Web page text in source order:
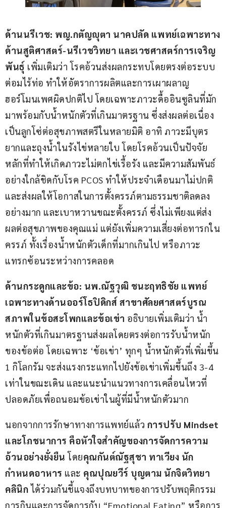
ด้านนรีเวช: พญ.กตัญญุตา นาคปลัด แพทย์เฉพาะทาง
ด้านสูติศาสตร์-นรีเวชวิทยา และเวชศาสตร์การเจริญ
พันธุ์ เพิ่มเติมว่า โรคอ้วนส่งผลกระทบโดยตรงต่อระบบ
ต่อมไร้ท่อ ทำให้อัตราการผลิตและการเผาผลาญ
ฮอร์โมนเพศผิดปกติไป โดยเฉพาะภาวะดื้ออินซูลินที่มัก
มาพร้อมกับน้ำหนักตัวที่เกินมาตรฐาน ซึ่งส่งผลต่อเนื่อง
เป็นลูกโซ่ต่อสุขภาพสตรีในหลายมิติ อาทิ ภาวะมีบุตร
ยากและถุงน้ำในรังไข่หลายใบ โดยโรคอ้วนเป็นปัจจัย
หลักที่ทำให้เกิดภาวะไม่ตกไข่เรื้อรัง และมีความสัมพันธ์
อย่างใกล้ชิดกับโรค PCOS ทำให้ประจำเดือนมาไม่ปกติ
และส่งผลให้โอกาสในการตั้งครรภ์ตามธรรมชาติลดลง
อย่างมาก และเบาหวานขณะตั้งครรภ์ ซึ่งไม่เพียงแต่ส่ง
ผลต่อสุขภาพของคุณแม่ แต่ยังเพิ่มความเสี่ยงต่อทารกใน
ครรภ์ ทั้งเรื่องน้ำหนักตัวเด็กที่มากเกินไป หรือภาวะ
แทรกซ้อนระหว่างการคลอด
ด้านกระดูกและข้อ: นพ.ณัฐวุฒิ ชนะฤทธิชัย แพทย์
เฉพาะทางด้านออร์โธปิดิกส์ สาขาศัลยศาสตร์บูรณ
สภาพในข้อสะโพกและข้อเข่า อธิบายเพิ่มเติมว่า น้ำ
หนักตัวที่เกินมาตรฐานส่งผลโดยตรงต่อการรับน้ำหนัก
ของข้อต่อ โดยเฉพาะ ‘ข้อเข่า’ ทุกๆ น้ำหนักตัวที่เพิ่มขึ้น
1 กิโลกรัม จะส่งแรงกระแทกไปยังข้อเข่าเพิ่มขึ้นถึง 3-4
เท่าในขณะเดิน และแนะนำแนวทางการเคลื่อนไหวที่
ปลอดภัยเพื่อถนอมข้อเข่าในผู้ที่มีน้ำหนักตัวมาก
นอกจากการรักษาทางการแพทย์แล้ว การปรับ Mindset
และโภชนาการ คือหัวใจสำคัญของการจัดการความ
อ้วนอย่างยั่งยืน โดยคุณกันต์ณัฐสุชา ทาเวียง นัก
กำหนดอาหาร และ คุณปุณยวีร์ บุญตาม นักจิตวิทยา
คลินิก ได้ร่วมกันชี้แจงถึงบทบาทของการปรับพฤติกรรม
การกินและการจัดการกับ “Emotional Eating” หรือการ